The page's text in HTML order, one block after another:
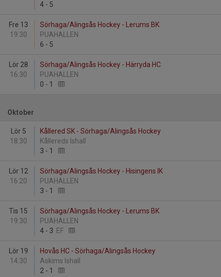
4 - 5
Fre 13
19:30
Sörhaga/Alingsås Hockey - Lerums BK
PUAHALLEN
6 - 5
Lör 28
16:30
Sörhaga/Alingsås Hockey - Härryda HC
PUAHALLEN
0 - 1
Oktober
Lör 5
18:30
Kållered SK - Sörhaga/Alingsås Hockey
Kållereds Ishall
3 - 1
Lör 12
16:20
Sörhaga/Alingsås Hockey - Hisingens IK
PUAHALLEN
3 - 1
Tis 15
19:30
Sörhaga/Alingsås Hockey - Lerums BK
PUAHALLEN
4 - 3 EF
Lör 19
14:30
Hovås HC - Sörhaga/Alingsås Hockey
Askims Ishall
2 - 1